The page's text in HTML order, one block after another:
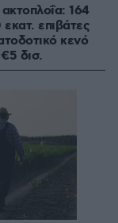
164
επιβάτες
κενό
δισ.